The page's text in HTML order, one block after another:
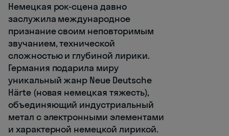
Немецкая рок-сцена давно
заслужила международное
признание своим неповторимым
звучанием, технической
сложностью и глубиной лирики.
Германия подарила миру
уникальный жанр Neue Deutsche
Härte (новая немецкая тяжесть),
объединяющий индустриальный
метал с электронными элементами
и характерной немецкой лирикой.